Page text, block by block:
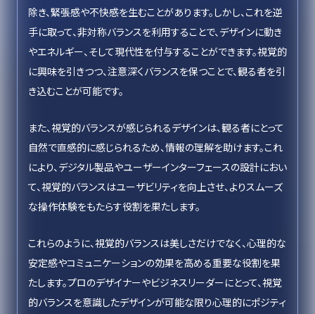
除き、緊張感や不快感を生むことがあります。しかし、これを逆
手に取って、非対称バランスを利用することで、デザインに動き
やエネルギー、そして現代性を付与することができます。視覚的
に興味を引きつつ、注意深くバランスを保つことで、観る者を引
き込むことが可能です。
また、視覚的バランスが感じられるデザインは、観る者にとって
自然で直感的に感じられるため、情報の理解を助けます。これ
により、デジタル製品やユーザーインターフェースの設計におい
て、視覚的バランスはユーザビリティを向上させ、よりスムーズ
な操作体験をもたらす役割を果たします。
これらのように、視覚的バランスは美しさだけでなく、心理的な
安定感やコミュニケーションの効果を高める重要な役割を果
たします。プロのデザイナーやビジネスリーダーにとって、視覚
的バランスを意識したデザインが可能な限り心理的にポジティ